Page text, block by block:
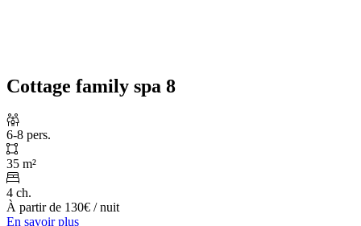
Cottage family spa 8
6-8 pers.
35 m²
4 ch.
À partir de 130€ / nuit
En savoir plus